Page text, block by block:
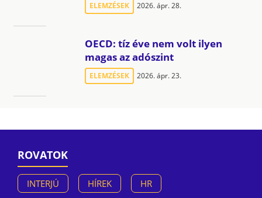
ELEMZÉSEK 2026. ápr. 28.
OECD: tíz éve nem volt ilyen
magas az adószint
ELEMZÉSEK 2026. ápr. 23.
ROVATOK
INTERJÚ HÍREK HR